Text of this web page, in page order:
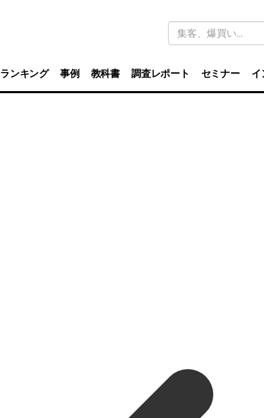
キ
ワ
ド
検
索
ランキング 事例 教科書 調査レポート セミナー イ